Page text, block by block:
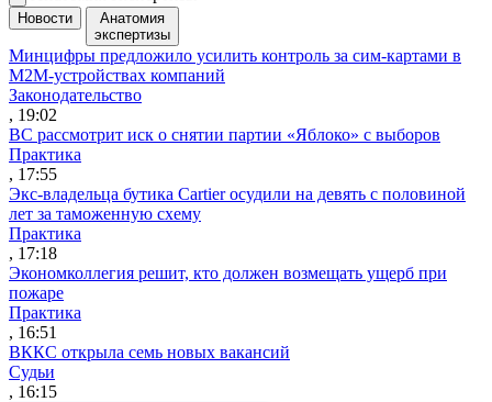
Новости
Анатомия
экспертизы
Минцифры предложило усилить контроль за сим-картами в
M2M-устройствах компаний
Законодательство
, 19:02
ВС рассмотрит иск о снятии партии «Яблоко» с выборов
Практика
, 17:55
Экс-владельца бутика Cartier осудили на девять с половиной
лет за таможенную схему
Практика
, 17:18
Экономколлегия решит, кто должен возмещать ущерб при
пожаре
Практика
, 16:51
ВККС открыла семь новых вакансий
Судьи
, 16:15